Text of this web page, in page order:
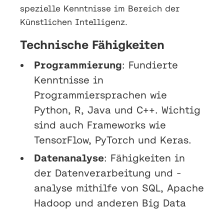
spezielle Kenntnisse im Bereich der
Künstlichen Intelligenz.
Technische Fähigkeiten
Programmierung: Fundierte
Kenntnisse in
Programmiersprachen wie
Python, R, Java und C++. Wichtig
sind auch Frameworks wie
TensorFlow, PyTorch und Keras.
Datenanalyse: Fähigkeiten in
der Datenverarbeitung und -
analyse mithilfe von SQL, Apache
Hadoop und anderen Big Data